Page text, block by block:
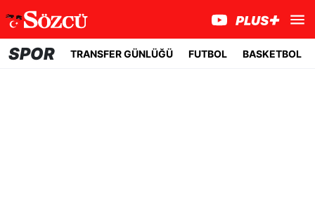
SPOR TRANSFER GÜNLÜĞÜ FUTBOL BASKETBOL